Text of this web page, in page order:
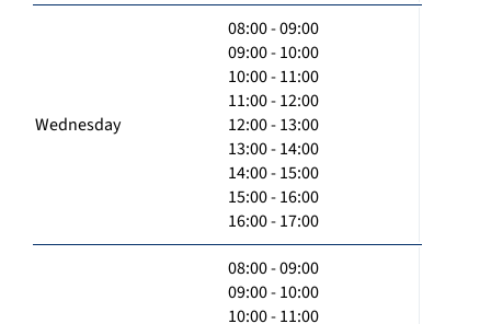
Wednesday
08:00 - 09:00
09:00 - 10:00
10:00 - 11:00
11:00 - 12:00
12:00 - 13:00
13:00 - 14:00
14:00 - 15:00
15:00 - 16:00
16:00 - 17:00
08:00 - 09:00
09:00 - 10:00
10:00 - 11:00